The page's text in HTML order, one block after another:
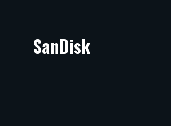
SanDisk